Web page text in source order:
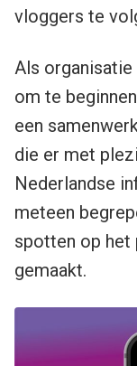
vloggers te
Als
om te
een
die er met
Nederlandse
meteen
spotten op het
gemaakt.